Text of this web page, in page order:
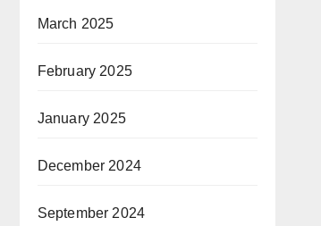
March 2025
February 2025
January 2025
December 2024
September 2024